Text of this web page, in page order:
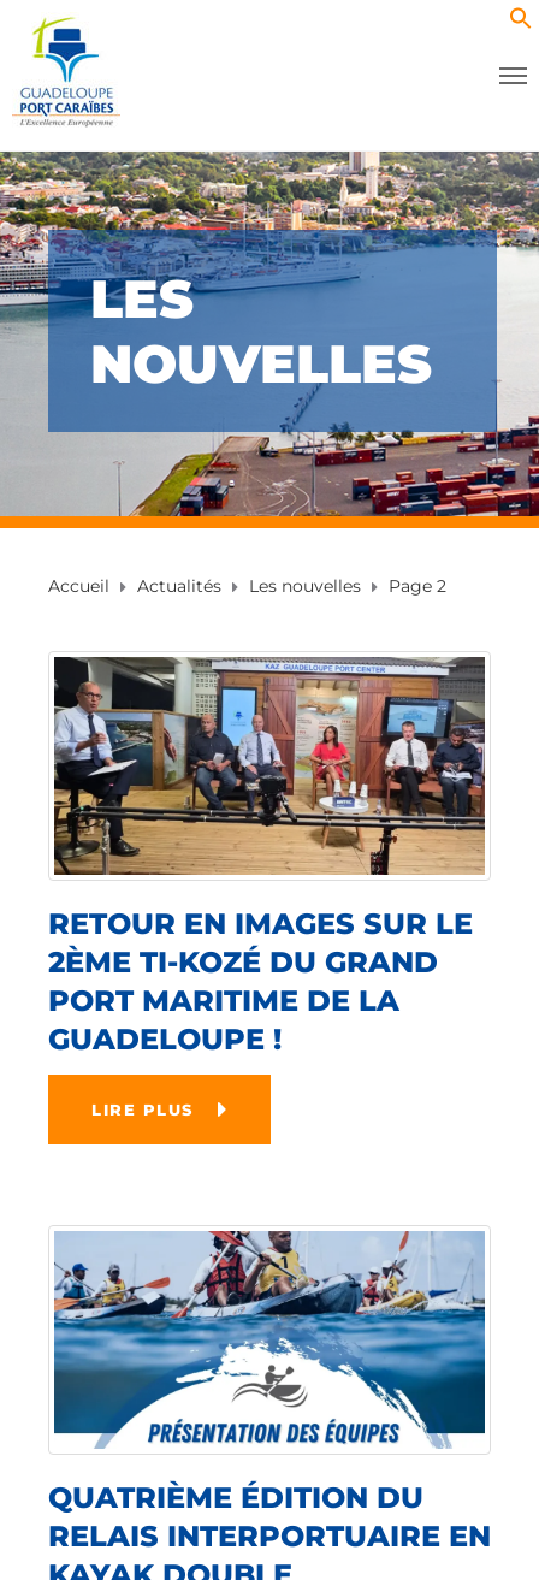
LES
NOUVELLES
Accueil Actualités Les nouvelles Page 2
RETOUR EN IMAGES SUR LE
2ÈME TI-KOZÉ DU GRAND
PORT MARITIME DE LA
GUADELOUPE !
LIRE PLUS
QUATRIÈME ÉDITION DU
RELAIS INTERPORTUAIRE EN